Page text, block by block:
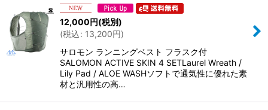
12,000円(税別)
(税込: 13,200円)
サロモン ランニングベスト フラスク付
SALOMON ACTIVE SKIN 4 SETLaurel Wreath /
Lily Pad / ALOE WASHソフトで通気性に優れた素
材と汎用性の高…